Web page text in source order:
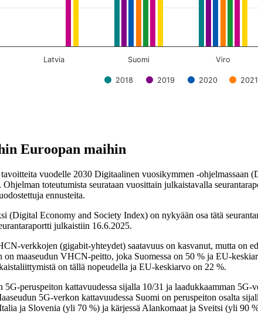
2018 2019 2020 2021
Latvia Suomi Viro
Euroopan maihin
vuodelle 2030 Digitaalinen vuosikymmen -
Ohjelman toteutumista seurataan vuosittain julkaistavalla
ennusteita.
(Digital Economy and Society Index) on nykyään osa tätä
julkaistiin 16.6.2025.
verkkojen (gigabit-yhteydet) saatavuus on kasvanut, mutta
maaseudun VHCN-peitto, joka Suomessa on 50 % ja EU-
on tällä nopeudella ja EU-keskiarvo on 22 %.
peruspeiton kattavuudessa sijalla 10/31 ja laadukkaamman
5G-verkon kattavuudessa Suomi on peruspeiton osalta
ja Slovenia (yli 70 %) ja kärjessä Alankomaat ja Sveitsi (yli 90